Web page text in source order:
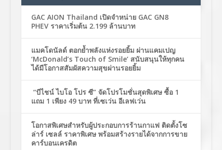
GAC AION Thailand เปิดจำหน่าย GAC GN8
PHEV ราคาเริ่มต้น 2.199 ล้านบาท
แมคโดนัลด์ ตอกย้ำพลังแห่งรอยยิ้ม ผ่านแคมเปญ
‘McDonald’s Touch of Smile’ สนับสนุนให้ทุกคน
ได้มีโอกาสสัมผัสความสุขผ่านรอยยิ้ม
“บีไชน์ ไบโอ โปร ซี” จัดโปรโมชั่นสุดพิเศษ ซื้อ 1
แถม 1 เพียง 49 บาท ที่เซเว่น อีเลฟเว่น
โอกาสพิเศษสำหรับผู้ประกอบการร้านกาแฟ ติดตั้งโซ
ล่าร์ เซลล์ ราคาพิเศษ พร้อมสร้างรายได้จากการขาย
คาร์บอนเครดิต